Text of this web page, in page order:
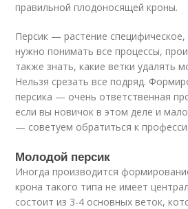
правильной плодоносящей кроны.
Персик — растение специфическое,
нужно понимать все процессы,
также знать, какие ветки удалять
Нельзя срезать все подряд.
персика — очень ответственная
если вы новичок в этом деле и
— советуем обратиться к
Молодой персик
Иногда производится
крона такого типа не имеет
состоит из 3-4 основных веток,